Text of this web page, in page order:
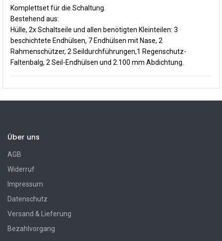
Komplettset für die Schaltung.
Bestehend aus:
Hülle, 2x Schaltseile und allen benötigten Kleinteilen: 3
beschichtete Endhülsen, 7 Endhülsen mit Nase, 2
Rahmenschützer, 2 Seildurchführungen,1 Regenschutz-
Faltenbalg, 2 Seil-Endhülsen und 2.100 mm Abdichtung.
Über uns
AGB
Widerruf
Impressum
Datenschutz
Versand & Lieferung
Bezahlvorgang